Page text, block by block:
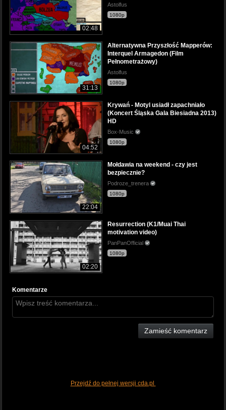
02:48
Astolfus
1080p
31:13
Alternatywna Przyszłość Mapperów:
Interquel Armagedon (Film
Pełnometrażowy)
Astolfus
1080p
04:52
Krywań - Motyl usiadł zapachniało
(Koncert Śląska Gala Biesiadna 2013)
HD
Box-Music
1080p
22:04
Mołdawia na weekend - czy jest
bezpiecznie?
Podroze_trenera
1080p
02:20
Resurrection (K1/Muai Thai
motivation video)
PanPanOfficial
1080p
Komentarze
Zamieść komentarz
Przejdź do pełnej wersji cda.pl